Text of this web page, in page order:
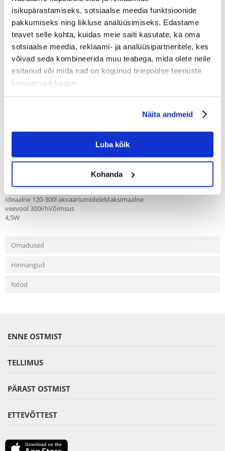
isikupärastamiseks, sotsiaalse meedia funktsioonide
pakkumiseks ning liikluse analüüsimiseks. Edastame
teavet selle kohta, kuidas meie saiti kasutate, ka oma
sotsiaalse meedia, reklaami- ja analüüsipartneritele, kes
võivad seda kombineerida muu teabega, mida olete neile
esitanud või mida nad on kogunud teiepoolse teenuste
kasutamise käigus.
Näita andmeid
Luba kõik
Kohanda
Write a review
€26.48
SAADAME 48 TUNNI JOOKSUL
Meie klientide fotod Meie klientide fotod
Õhutuspump akvaariumidele, suurendab veevoolu hapnikuga
varustamiseks. TETRA APS-pumpa iseloomustab vaikne töö tänu
spetsiaalselt projekteeritud kambritele ja kummist jalgadele, mis
kõrvaldavad müra. See on varustatud Silafexi õhuklapiga, mis reguleerib
õhuvoolu. Pumbal on väga tugev membraan, mis tagab ühtlase
Ideaalne 120-300l akvaariumideleMaksimaalne
veevool 300l/hVõimsus
4,5W
Omadused
Hinnangud
fotod
ENNE OSTMIST
TELLIMUS
PÄRAST OSTMIST
ETTEVÕTTEST